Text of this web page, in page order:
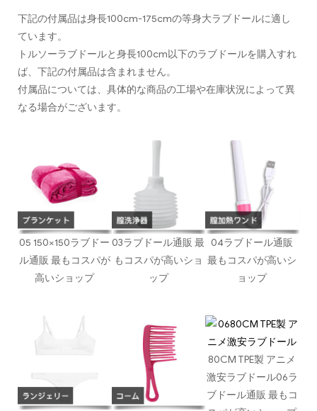
下記の付属品は身長100cm-175cmの等身大ラブドールに適し
ています。
トルソーラブドールと身長100cm以下のラブドールを購入すれ
ば、下記の付属品は含まれません。
付属品については、具体的な商品の工場や在庫状況によって異
なる場合がございます。
05 150×150ラブドー
ル通販 最もコスパが
高いショップ
03ラブドール通販 最
もコスパが高いショ
ップ
04ラブドール通販
最もコスパが高いシ
ョップ
80CM TPE製 アニメ
激安ラブドール06ラ
ブドール通販 最もコ